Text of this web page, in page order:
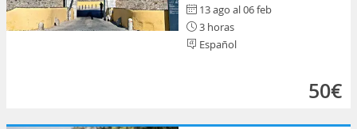
13 ago al 06 feb
3 horas
Español
50€